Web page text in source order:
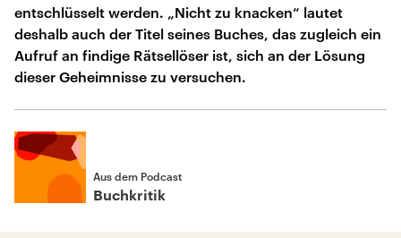
entschlüsselt werden. „Nicht zu knacken“ lautet
deshalb auch der Titel seines Buches, das zugleich ein
Aufruf an findige Rätsellöser ist, sich an der Lösung
dieser Geheimnisse zu versuchen.
Aus dem Podcast
Buchkritik